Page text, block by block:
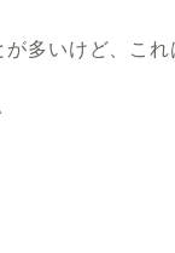
多いけど、こ